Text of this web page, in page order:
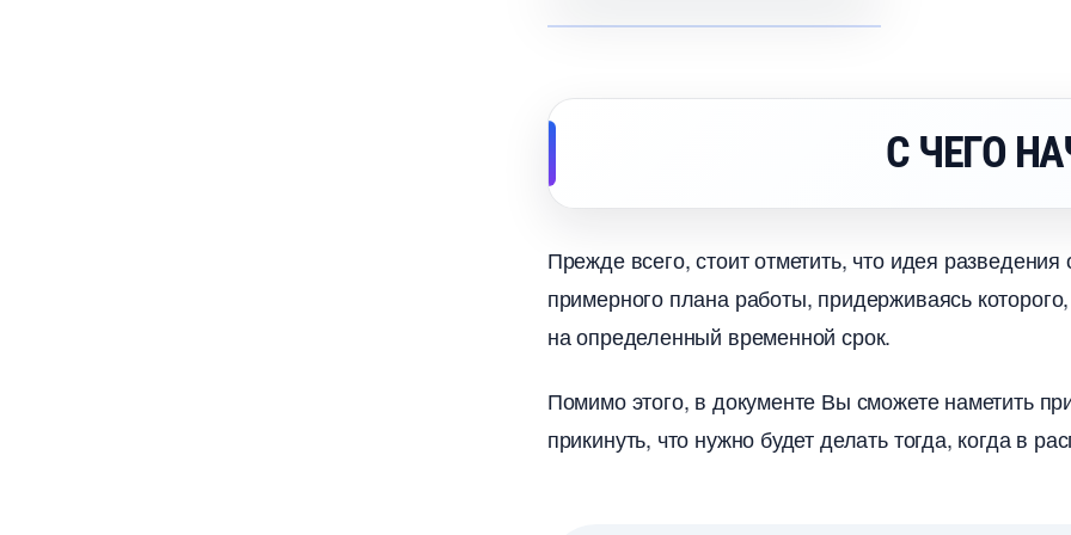
С ЧЕГО
Прежде всего, стоит отметить, что идея
примерного плана работы, придерживаясь
на определенный временной срок.
Помимо этого, в документе Вы сможете наметить
прикинуть, что нужно будет делать тогда, когда в